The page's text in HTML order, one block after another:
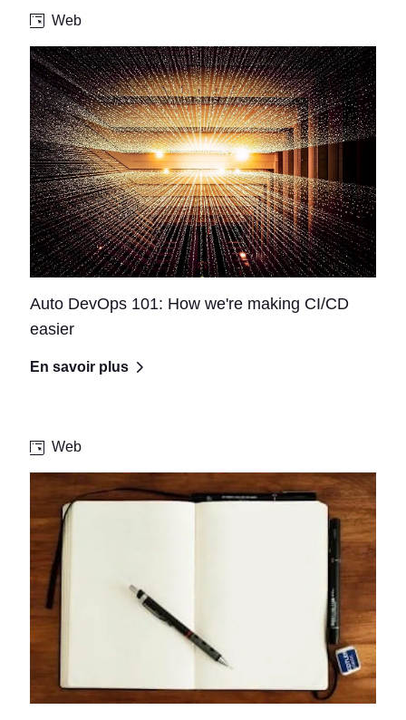
Web
Auto DevOps 101: How we're making CI/CD
easier
En savoir plus
Web